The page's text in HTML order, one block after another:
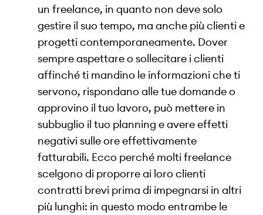
un freelance, in quanto non deve solo
gestire il suo tempo, ma anche più clienti e
progetti contemporaneamente. Dover
sempre aspettare o sollecitare i clienti
affinché ti mandino le informazioni che ti
servono, rispondano alle tue domande o
approvino il tuo lavoro, può mettere in
subbuglio il tuo planning e avere effetti
negativi sulle ore effettivamente
fatturabili. Ecco perché molti freelance
scelgono di proporre ai loro clienti
contratti brevi prima di impegnarsi in altri
più lunghi: in questo modo entrambe le